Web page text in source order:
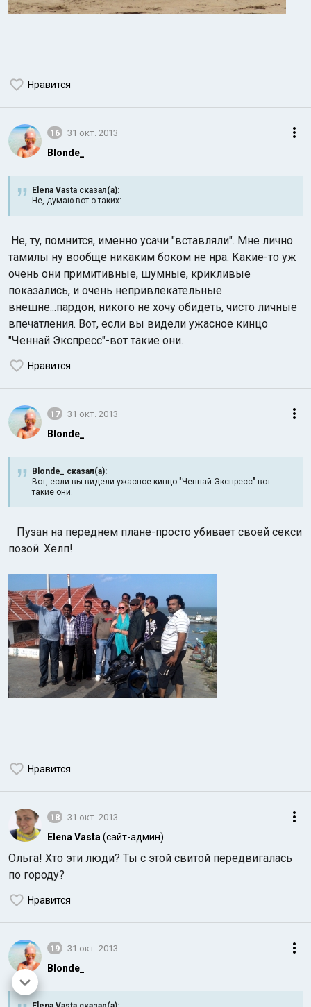
Нравится
16 31 окт. 2013
Blonde_
Elena Vasta сказал(а):
Не, думаю вот о таких:
Не, тy, помнится, именно усачи "вставляли". Мне лично
тамилы ну вообще никаким боком не нра. Какие-то уж
очень они примитивные, шумные, крикливые
показались, и очень непривлекательные
внешне...пардон, никого не хочу обидеть, чисто личные
впечатления. Вот, если вы видели ужасное кинцо
"Ченнай Экспресс"-вот такие они.
Нравится
17 31 окт. 2013
Blonde_
Blonde_ сказал(а):
Вот, если вы видели ужасное кинцо "Ченнай Экспресс"-вот
такие они.
Пузан на переднем плане-просто убивает своей секси
позой. Хелп!
Нравится
18 31 окт. 2013
Elena Vasta (сайт-админ)
Ольга! Хто эти люди? Ты с этой свитой передвигалась
по городу?
Нравится
19 31 окт. 2013
Blonde_